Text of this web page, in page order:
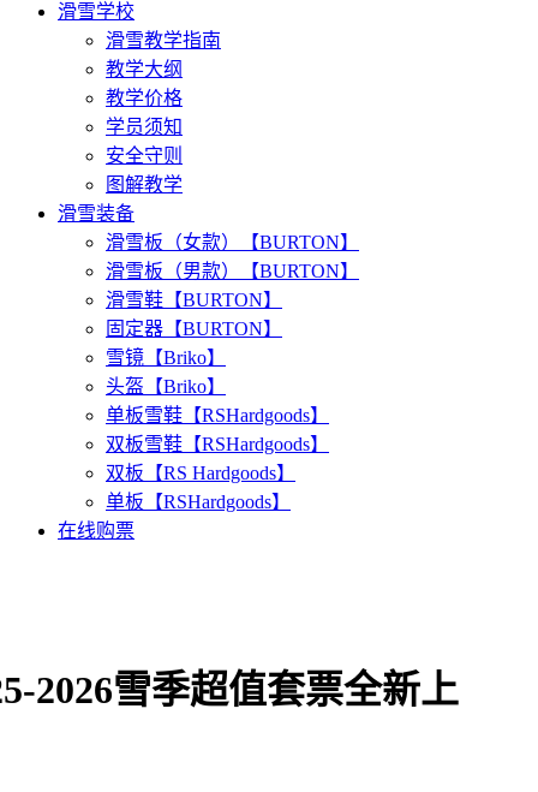
滑雪学校
滑雪教学指南
教学大纲
教学价格
学员须知
安全守则
图解教学
滑雪装备
滑雪板（女款）【BURTON】
滑雪板（男款）【BURTON】
滑雪鞋【BURTON】
固定器【BURTON】
雪镜【Briko】
头盔【Briko】
单板雪鞋【RSHardgoods】
双板雪鞋【RSHardgoods】
双板【RS Hardgoods】
单板【RSHardgoods】
在线购票
2026雪季超值套票全新上